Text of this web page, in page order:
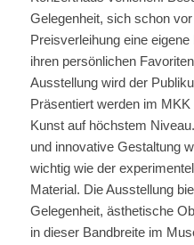
Gelegenheit, sich schon
Preisverleihung eine
ihren persönlichen
Ausstellung wird der
Präsentiert werden im
Kunst auf höchstem
und innovative Gestaltung
wichtig wie der
Material. Die Ausstellung
Gelegenheit, ästhetische
in dieser Bandbreite im